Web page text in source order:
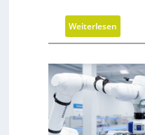
Weiterlesen:
S
r
a
t
e
g